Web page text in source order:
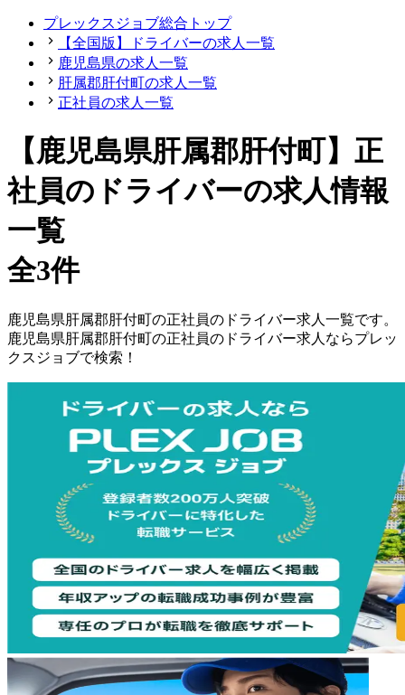
プレックスジョブ総合トップ
【全国版】ドライバーの求人一覧
鹿児島県の求人一覧
肝属郡肝付町の求人一覧
正社員の求人一覧
【鹿児島県肝属郡肝付町】正
社員のドライバーの求人情報
一覧
全3件
鹿児島県肝属郡肝付町の正社員の ドライバー求人一覧です。
鹿児島県肝属郡肝付町の正社員の ドライバー求人ならプレッ
クスジョブで検索！